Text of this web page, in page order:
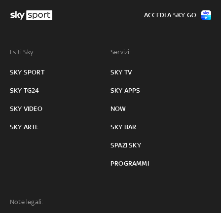
I siti Sky:
SKY SPORT
SKY TG24
SKY VIDEO
SKY ARTE
Servizi:
SKY TV
SKY APPS
NOW
SKY BAR
SPAZI SKY
PROGRAMMI
Note legali:
ACCEDI A SKY GO